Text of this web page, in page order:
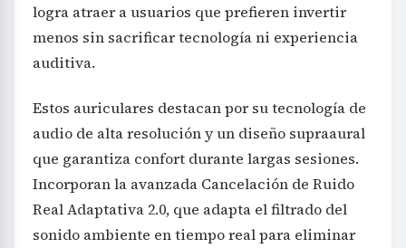
logra atraer a usuarios que prefieren invertir
menos sin sacrificar tecnología ni experiencia
auditiva.
Estos auriculares destacan por su tecnología de
audio de alta resolución y un diseño supraaural
que garantiza confort durante largas sesiones.
Incorporan la avanzada Cancelación de Ruido
Real Adaptativa 2.0, que adapta el filtrado del
sonido ambiente en tiempo real para eliminar